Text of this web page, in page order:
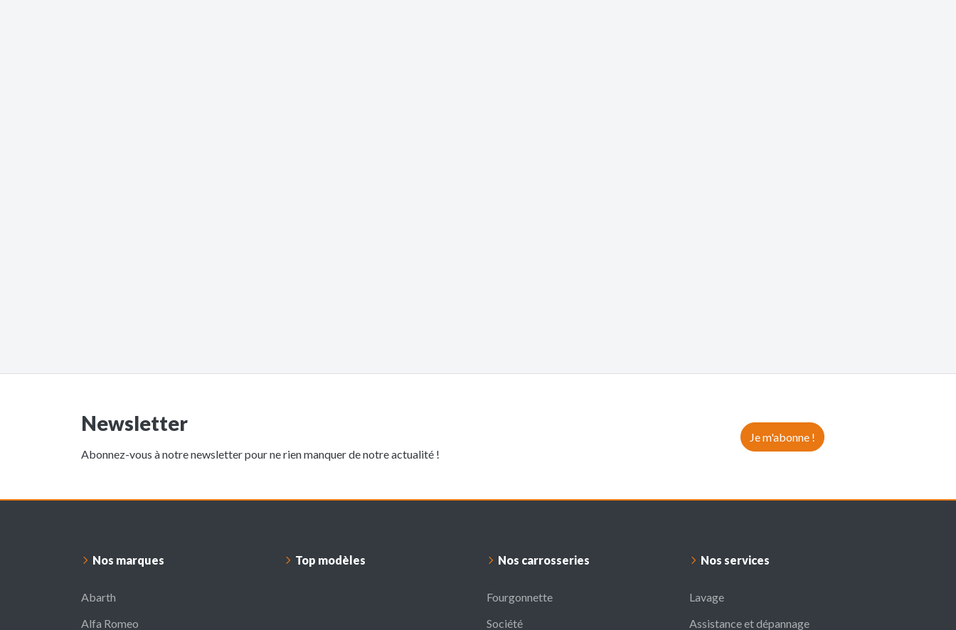
Newsletter
Abonnez-vous à notre newsletter pour ne rien manquer de notre actualité !
Je m'abonne !
Nos marques
Abarth
Alfa Romeo
Top modèles Nos carrosseries
Fourgonnette
Société
Nos services
Lavage
Assistance et dépannage